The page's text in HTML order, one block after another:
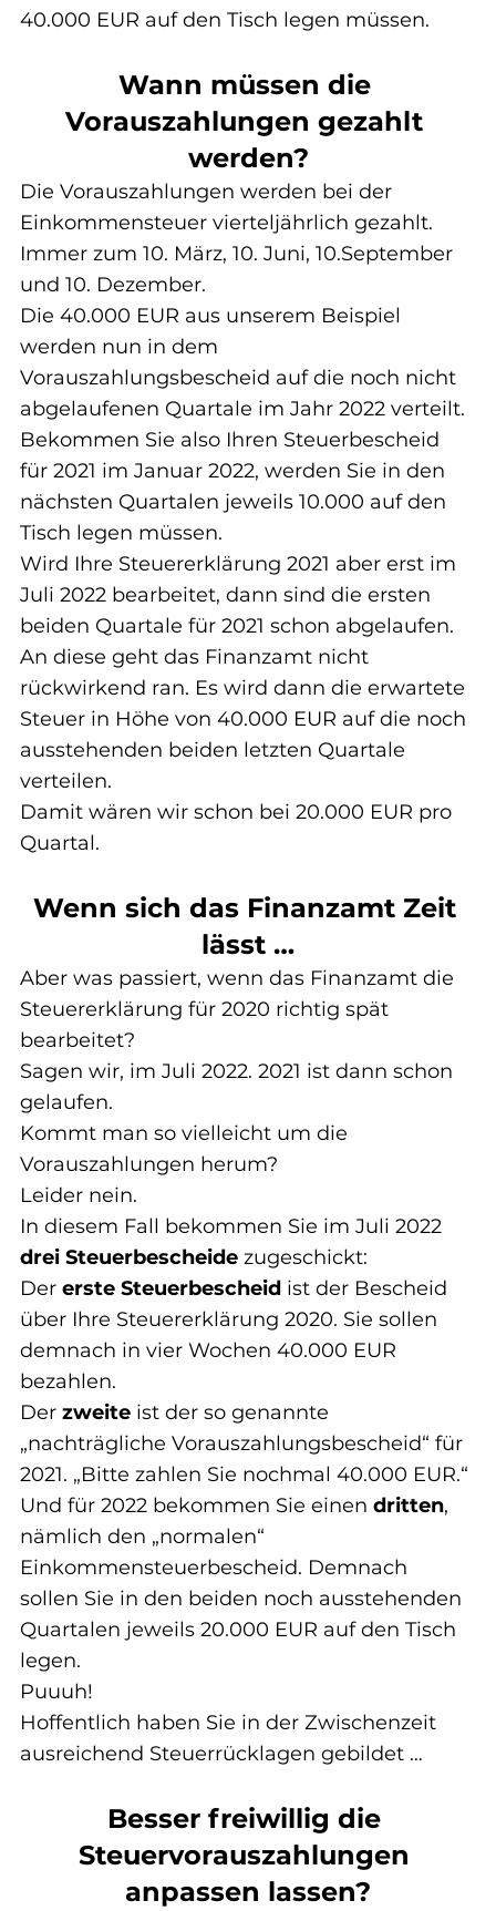
40.000 EUR auf den Tisch legen müssen.
Wann müssen die
Vorauszahlungen gezahlt
werden?
Die Vorauszahlungen werden bei der
Einkommensteuer vierteljährlich gezahlt.
Immer zum 10. März, 10. Juni, 10.September
und 10. Dezember.
Die 40.000 EUR aus unserem Beispiel
werden nun in dem
Vorauszahlungsbescheid auf die noch nicht
abgelaufenen Quartale im Jahr 2022 verteilt.
Bekommen Sie also Ihren Steuerbescheid
für 2021 im Januar 2022, werden Sie in den
nächsten Quartalen jeweils 10.000 auf den
Tisch legen müssen.
Wird Ihre Steuererklärung 2021 aber erst im
Juli 2022 bearbeitet, dann sind die ersten
beiden Quartale für 2021 schon abgelaufen.
An diese geht das Finanzamt nicht
rückwirkend ran. Es wird dann die erwartete
Steuer in Höhe von 40.000 EUR auf die noch
ausstehenden beiden letzten Quartale
verteilen.
Damit wären wir schon bei 20.000 EUR pro
Quartal.
Wenn sich das Finanzamt Zeit
lässt …
Aber was passiert, wenn das Finanzamt die
Steuererklärung für 2020 richtig spät
bearbeitet?
Sagen wir, im Juli 2022. 2021 ist dann schon
gelaufen.
Kommt man so vielleicht um die
Vorauszahlungen herum?
Leider nein.
In diesem Fall bekommen Sie im Juli 2022
drei Steuerbescheide zugeschickt:
Der erste Steuerbescheid ist der Bescheid
über Ihre Steuererklärung 2020. Sie sollen
demnach in vier Wochen 40.000 EUR
bezahlen.
Der zweite ist der so genannte
„nachträgliche Vorauszahlungsbescheid“ für
2021. „Bitte zahlen Sie nochmal 40.000 EUR.“
Und für 2022 bekommen Sie einen dritten,
nämlich den „normalen“
Einkommensteuerbescheid. Demnach
sollen Sie in den beiden noch ausstehenden
Quartalen jeweils 20.000 EUR auf den Tisch
legen.
Puuuh!
Hoffentlich haben Sie in der Zwischenzeit
ausreichend Steuerrücklagen gebildet …
Besser freiwillig die
Steuervorauszahlungen
anpassen lassen?